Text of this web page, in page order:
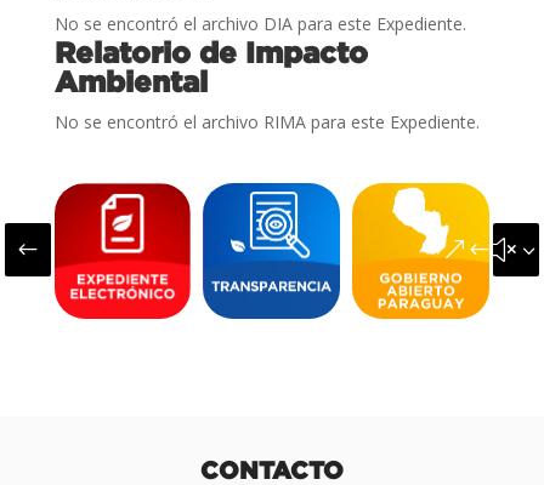
No se encontró el archivo DIA para este Expediente.
Relatorio de Impacto
Ambiental
No se encontró el archivo RIMA para este Expediente.
#
CONTACTO